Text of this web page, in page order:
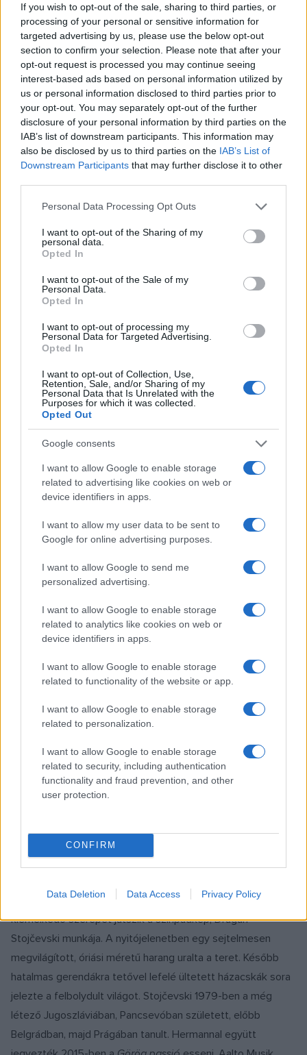
If you wish to opt-out of the sale, sharing to third parties, or
processing of your personal or sensitive information for
targeted advertising by us, please use the below opt-out
section to confirm your selection. Please note that after your
opt-out request is processed you may continue seeing
interest-based ads based on personal information utilized by
us or personal information disclosed to third parties prior to
your opt-out. You may separately opt-out of the further
disclosure of your personal information by third parties on the
IAB’s list of downstream participants. This information may
also be disclosed by us to third parties on the IAB’s List of
Downstream Participants that may further disclose it to other
Please note that this website/app uses one or more Google
not limited to your visit or usage behaviour. You may click to
grant or deny consent to Google and its third-party tags to
use your data for below specified purposes in below Google
consent section.
Personal Data Processing Opt Outs
I want to opt-out of the Sharing of my
personal data.
Opted In
I want to opt-out of the Sale of my
Personal Data.
Opted In
I want to opt-out of processing my
Personal Data for Targeted Advertising.
Opted In
I want to opt-out of Collection, Use,
Retention, Sale, and/or Sharing of my
Personal Data that Is Unrelated with the
Purposes for which it was collected.
Opted Out
Google consents
I want to allow Google to enable storage
related to advertising like cookies on web or
device identifiers in apps.
I want to allow my user data to be sent to
Google for online advertising purposes.
I want to allow Google to send me
personalized advertising.
I want to allow Google to enable storage
related to analytics like cookies on web or
device identifiers in apps.
I want to allow Google to enable storage
related to functionality of the website or app.
I want to allow Google to enable storage
related to personalization.
I want to allow Google to enable storage
related to security, including authentication
functionality and fraud prevention, and other
user protection.
CONFIRM
Data Deletion Data Access Privacy Policy
közös produkció színpadképeit Robert Innes Hopkins, a
ruhákat Marie-Jean Lecca tervezte. Ulászló királyt Svatopluk
Sem alakította – a basszbaritont Prágában és Brnóban
egyaránt fontos szerepekben foglalkoztatják. Nemrég
Antonín Dvořák A kísértetmenyasszony
című
oratóriumában hallhattuk Pavla Vykopalová szoprán mellett,
őt pedig aGörög passióutolsó brnói előadásán Katerina
alakjában ismertük meg. Smetana és Martinů darabjának férfi
főszerepét két egymást követő estén Peter Berger
énekelte, komoly teherbírásról téve tanúságot.
mostanában kezdi felfedezni a világ operajátszása. Simon
Stone rendezésében 2023-ban nagy sikert aratott a
Salzburgi Ünnepi Játékokon, Grigoris püspök szerepében
Bretz Gáborral. (Az előadás megtekinthető a Medici TV-n.) A
Színházban. A mű Nikosz Kazantzakisz könyve, azAkinek
meg kell hallnia
írta, kiváló érzékkel emelte ki a prózai alkotás drámai
mozzanatait. Martinů pályáját nem kísérte szerencse, előbb
a nácik, majd a kommunisták tiltották be kompozícióit – a
zeneszerzőt hazája elhagyására kényszerítve. 69 éves
korában Svájcban hunyt el, az angol nyelven írt passió 1961-
es zürichi ősbemutatóját már nem érhette meg.
Jelenet Bohuslav Martinů Görög passió című
operájából. Fotó: Marek Olbrzymek
ög passiózenei világa megindítóan lírai, olykor
komikus, máskor lebilincselően drámai, a kórusszámok az
a török megszállás idején játszódó történetet a ház
művészeti vezetője, Jiří Heřman erőszaktétel nélkül emelte
jövőbe. Az angol nyelvű produkció örökérvényűségében
kiemelkedő szerepet játszik a színpadkép, Dragan
Stojčevski munkája. A nyitójelenetben egy sejtelmesen
megvilágított, óriási méretű harang uralta a teret. Később
hatalmas gerendákra tetővel lefelé ültetett házacskák sora
jelezte a felbolydult világot. Stojčevski 1979-ben a még
létező Jugoszláviában, Pancsevóban született, előbb
Belgrádban, majd Prágában tanult. Hermannal együtt